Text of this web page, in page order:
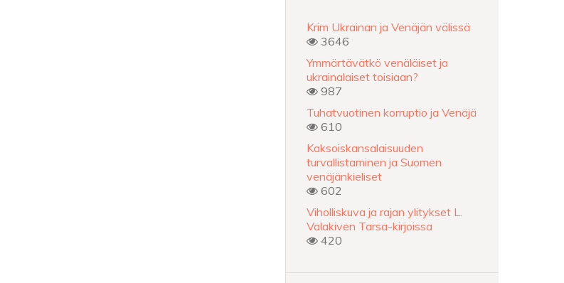
Krim Ukrainan ja Venäjän välissä
3646
Ymmärtävätkö venäläiset ja
ukrainalaiset toisiaan?
987
Tuhatvuotinen korruptio ja Venäjä
610
Kaksoiskansalaisuuden
turvallistaminen ja Suomen
venäjänkieliset
602
Viholliskuva ja rajan ylitykset L.
Valakiven Tarsa-kirjoissa
420